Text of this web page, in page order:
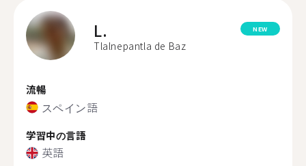
L.
Tlalnepantla de Baz
NEW
流暢
スペイン語
学習中の言語
英語